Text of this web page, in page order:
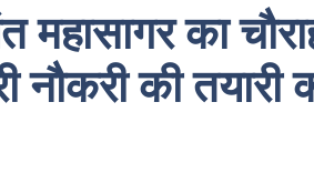
का
की तयारी